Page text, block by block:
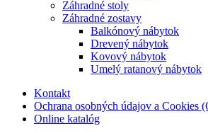
Záhradné stoly
Záhradné zostavy
Balkónový nábytok
Drevený nábytok
Kovový nábytok
Umelý ratanový nábytok
Kontakt
Ochrana osobných údajov a Cookies
Online katalóg